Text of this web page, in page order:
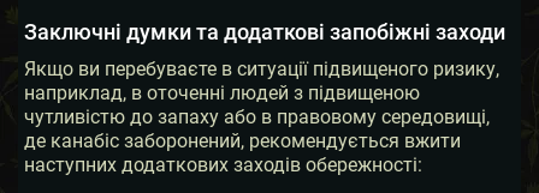
Заключні думки та додаткові запобіжні заходи
Якщо ви перебуваєте в ситуації підвищеного ризику,
наприклад, в оточенні людей з підвищеною
чутливістю до запаху або в правовому середовищі,
де канабіс заборонений, рекомендується вжити
наступних додаткових заходів обережності: